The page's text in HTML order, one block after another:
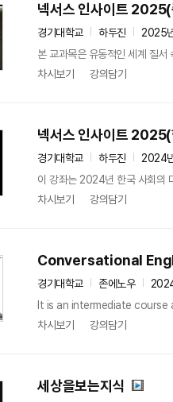
넥서스 인사이트
경기대학교 하두진
2025
본 교과목은 유동적인 세계 질서
차시보기
강의담기
넥서스 인사이트
경기대학교 하두진
2024
이 강좌는 2024년 한국 사회의
차시보기
강의담기
Conversational
경기대학교 존에노우
It is an intermediate
차시보기
강의담기
세상을보는지식